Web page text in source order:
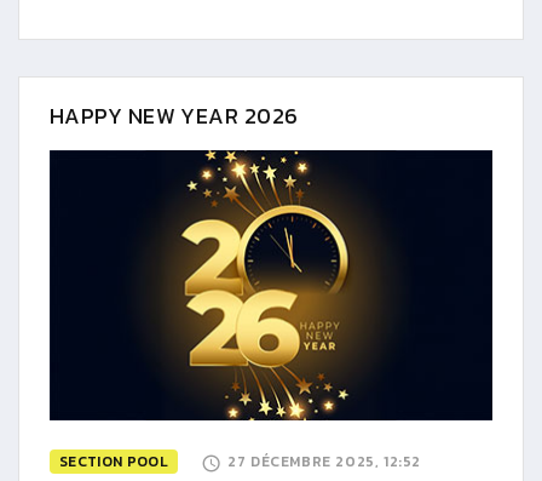
HAPPY NEW YEAR 2026
SECTION POOL 27 DÉCEMBRE 2025, 12:52